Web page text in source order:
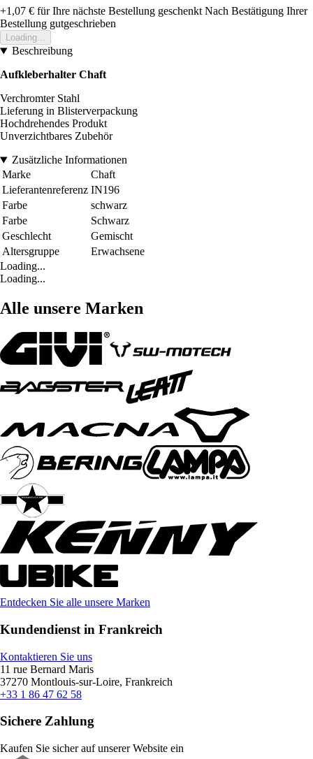
+1,07 € für Ihre nächste Bestellung geschenkt Nach Bestätigung Ihrer
Bestellung gutgeschrieben
Loading...
Beschreibung
Aufkleberhalter Chaft
Verchromter Stahl
Lieferung in Blisterverpackung
Hochdrehendes Produkt
Unverzichtbares Zubehör
Zusätzliche Informationen
Marke
Chaft
Lieferantenreferenz IN196
Farbe
schwarz
Farbe
Schwarz
Geschlecht
Gemischt
Altersgruppe
Erwachsene
Loading...
Loading...
Alle unsere Marken
Entdecken Sie alle unsere Marken
Kundendienst in Frankreich
Kontaktieren Sie uns
11 rue Bernard Maris
37270 Montlouis-sur-Loire, Frankreich
+33 1 86 47 62 58
Sichere Zahlung
Kaufen Sie sicher auf unserer Website ein